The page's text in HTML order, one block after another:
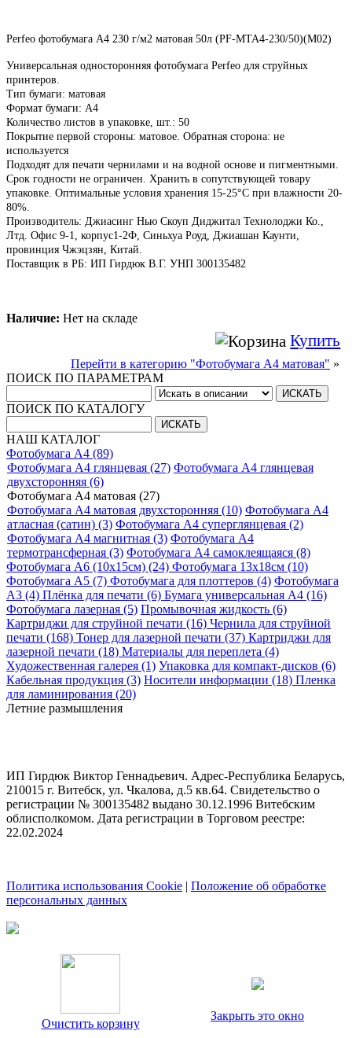
Perfeo фотобумага A4 230 г/м2 матовая 50л (PF-MTA4-230/50)(M02)
Универсальная односторонняя фотобумага Perfeo для струйныx
принтеров.
Тип бумаги: матовая
Формат бумаги: А4
Количество листов в упаковке, шт.: 50
Покрытие первой стороны: матовое. Обратная сторона: не
используется
Подходят для печати чернилами и на водной основе и пигментными.
Срок годности не ограничен. Хранить в сопутствующей товару
упаковке. Оптимальные условия хранения 15-25°C при влажности 20-
80%.
Производитель: Джиасинг Нью Скоуп Диджитал Технолоджи Ко.,
Лтд. Офис 9-1, корпус1-2Ф, Синьхуа Роуд, Джиашан Каунти,
провинция Чжэцзян, Китай.
Поставщик в РБ: ИП Гирдюк В.Г. УНП 300135482
Наличие: Нет на складе
Купить
Перейти в категорию "Фотобумага A4 матовая" »
ПОИСК ПО ПАРАМЕТРАМ
ПОИСК ПО КАТАЛОГУ
НАШ КАТАЛОГ
Фотобумага A4 (89)
Фотобумага A4 глянцевая (27) Фотобумага A4 глянцевая
двухсторонняя (6)
Фотобумага A4 матовая (27)
Фотобумага A4 матовая двухсторонняя (10) Фотобумага A4
атласная (сатин) (3) Фотобумага A4 суперглянцевая (2)
Фотобумага A4 магнитная (3) Фотобумага A4
термотрансферная (3) Фотобумага A4 самоклеящаяся (8)
Фотобумага A6 (10х15см) (24) Фотобумага 13х18см (10)
Фотобумага A5 (7) Фотобумага для плоттеров (4) Фотобумага
A3 (4) Плёнка для печати (6) Бумага универсальная A4 (16)
Фотобумага лазерная (5) Промывочная жидкость (6)
Картриджи для струйной печати (16) Чернила для струйной
печати (168) Тонер для лазерной печати (37) Картриджи для
лазерной печати (18) Материалы для переплета (4)
Художественная галерея (1) Упаковка для компакт-дисков (6)
Кабельная продукция (3) Носители информации (18) Пленка
для ламинирования (20)
Летние размышления
ИП Гирдюк Виктор Геннадьевич. Адрес-Республика Беларусь,
210015 г. Витебск, ул. Чкалова, д.5 кв.64. Свидетельство о
регистрации № 300135482 выдано 30.12.1996 Витебским
облисполкомом. Дата регистрации в Торговом реестре:
22.02.2024
Политика использования Cookie | Положение об обработке
персональных данных
Очистить корзину
Закрыть это окно